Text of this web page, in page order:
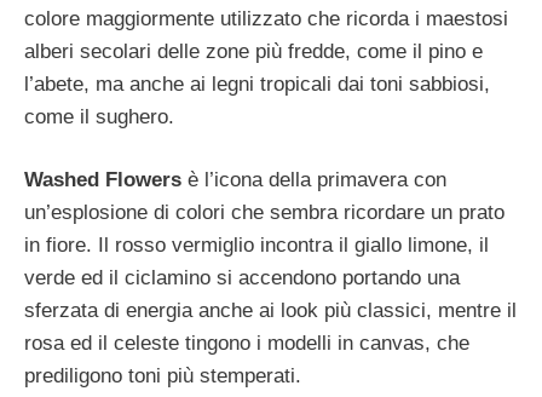
colore maggiormente utilizzato che ricorda i maestosi
alberi secolari delle zone più fredde, come il pino e
l’abete, ma anche ai legni tropicali dai toni sabbiosi,
come il sughero.
Washed Flowers è l’icona della primavera con
un’esplosione di colori che sembra ricordare un prato
in fiore. Il rosso vermiglio incontra il giallo limone, il
verde ed il ciclamino si accendono portando una
sferzata di energia anche ai look più classici, mentre il
rosa ed il celeste tingono i modelli in canvas, che
prediligono toni più stemperati.